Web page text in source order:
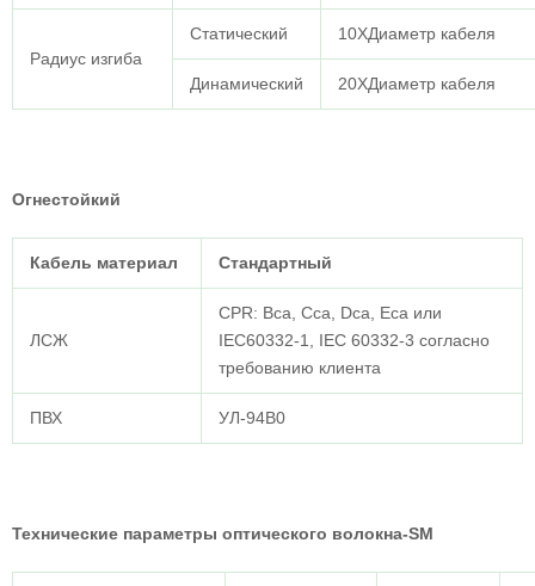
Радиус изгиба
Статический 10XДиаметр кабеля
Динамический 20XДиаметр кабеля
Огнестойкий
Кабель материал Стандартный
ЛСЖ
CPR: Bca, Cca, Dca, Eca или
IEC60332-1, IEC 60332-3 согласно
требованию клиента
ПВХ УЛ-94В0
Технические параметры оптического волокна-SM